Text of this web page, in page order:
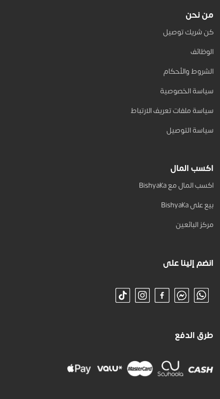
من نحن
كن شريك توصيل
الوظائف
الشروط والأحكام
سياسة الخصوصية
سياسة ملفات تعريف الارتباط
سياسة التوصيل
اكسب المال
اكسب المال مع Bishyaka
بيع على Bishyaka
مركز البائعين
انضم إلينا على
طرق الدفع